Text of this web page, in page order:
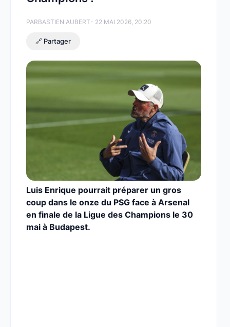
PARBASTIEN AUBERT- 22 MAI 2026, 20:20
🔗 Partager
Luis Enrique pourrait préparer un gros
coup dans le onze du PSG face à Arsenal
en finale de la Ligue des Champions le 30
mai à Budapest.